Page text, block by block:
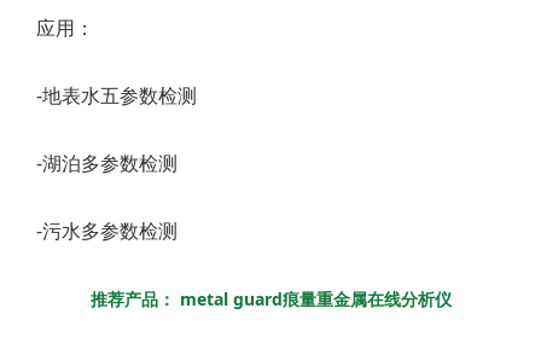
应用：
-地表水五参数检测
-湖泊多参数检测
-污水多参数检测
推荐产品： metal guard痕量重金属在线分析仪